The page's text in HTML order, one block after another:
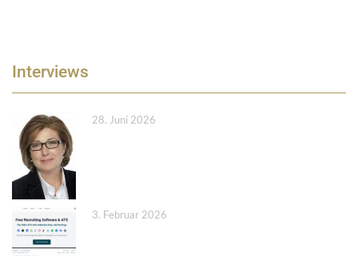
Interviews
28. Juni 2026
3. Februar 2026